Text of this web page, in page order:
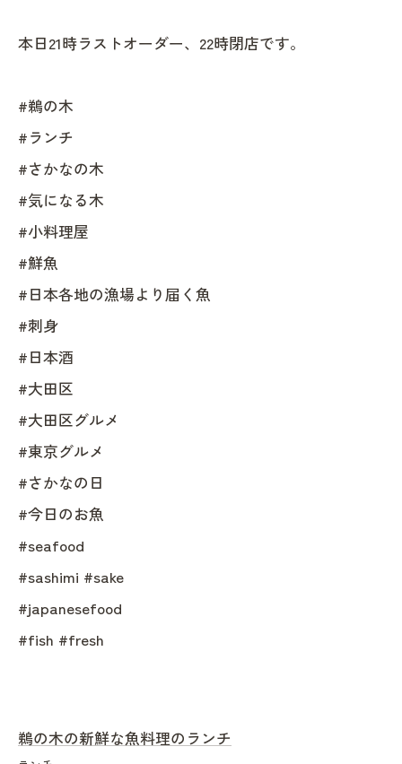
本日21時ラストオーダー、22時閉店です。
#鵜の木
#ランチ
#さかなの木
#気になる木
#小料理屋
#鮮魚
#日本各地の漁場より届く魚
#刺身
#日本酒
#大田区
#大田区グルメ
#東京グルメ
#さかなの日
#今日のお魚
#seafood
#sashimi #sake
#japanesefood
#fish #fresh
鵜の木の新鮮な魚料理のランチ